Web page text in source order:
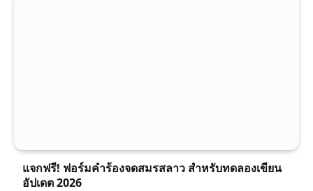
แจกฟรี! ฟอร์มคำร้องจดสมรสลาว สำหรับทดลองเขียน
อัปเดต 2026